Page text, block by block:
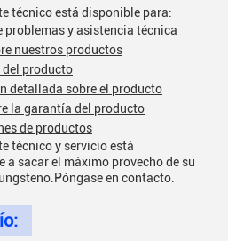
técnico está disponible para:
problemas y asistencia técnica
nuestros productos
producto
detallada sobre el producto
la garantía del producto
de productos
técnico y servicio está
a sacar el máximo provecho de su
Póngase en contacto